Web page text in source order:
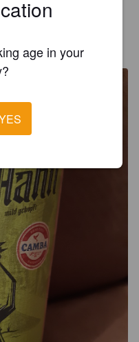
age in your